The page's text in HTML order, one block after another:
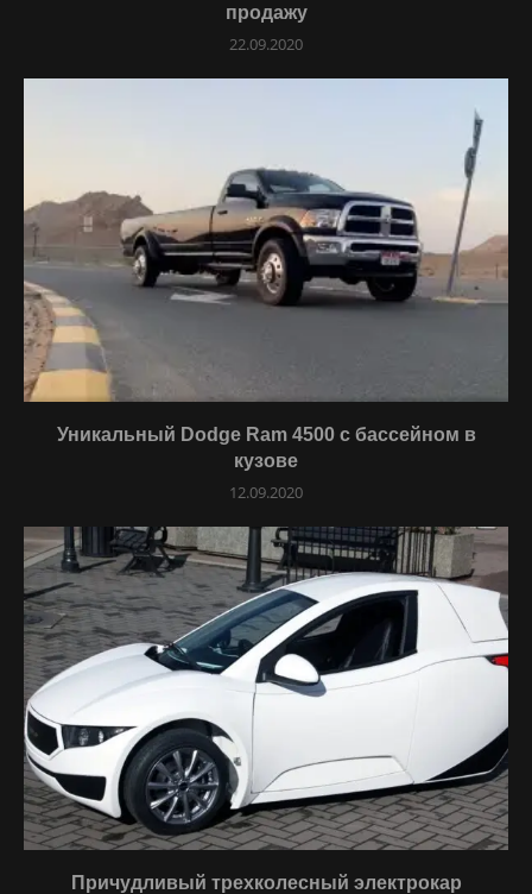
продажу
22.09.2020
Уникальный Dodge Ram 4500 с бассейном в
кузове
12.09.2020
Причудливый трехколесный электрокар